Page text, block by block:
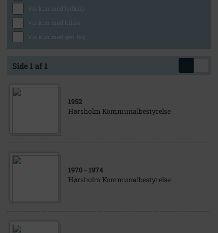
Vis kun med lydklip
Vis kun med kilder
Vis kun med geo-tag
Side 1 af 1
1952
Hørsholm Kommunalbestyrelse
1970 - 1974
Hørsholm Kommunalbestyrelse